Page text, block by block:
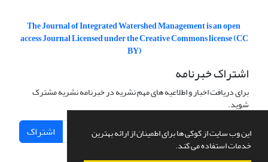
این وب سایت از کوکی ها برای اطمینان از ارائه بهترین
خدمات استفاده می کند.
The Journal of Integrated Watershed Management is an open
access Journal Licensed under the Creative Commons license (CC
BY)
اشتراک خبرنامه
برای دریافت اخبار و اطلاعیه های مهم نشریه در خبرنامه نشریه مشترک
شوید.
اشتراک